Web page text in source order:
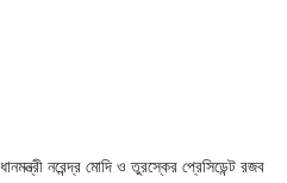
নরেন্দ্র মোদি ও তুরস্কের প্রেসিডেন্ট রজব